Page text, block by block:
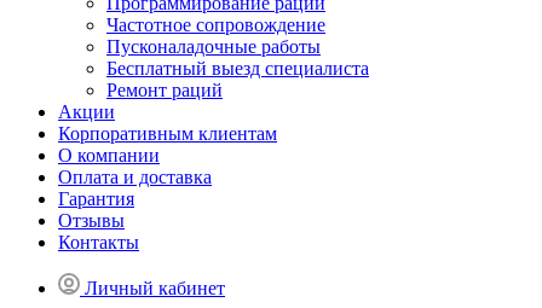
Частотное сопровождение
Пусконаладочные работы
Бесплатный выезд специалиста
Ремонт раций
Акции
Корпоративным клиентам
О компании
Оплата и доставка
Гарантия
Отзывы
Контакты
Личный кабинет